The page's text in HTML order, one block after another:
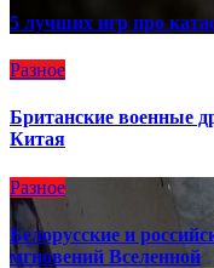
5 лучших игр про
Разное
Британские военные
Китая
Разное
Белорусские и
мгновений Вселенной